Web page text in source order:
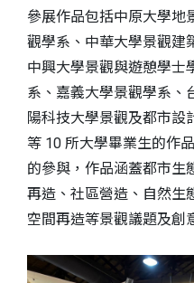
參展作品包括中原大學地
觀學系、中華大學景觀建
中興大學景觀與遊憩學士
系、嘉義大學景觀學系、
陽科技大學景觀及都市設
等 10 所大學畢業生的作
的參與，作品涵蓋都市生
再造、社區營造、自然生
空間再造等景觀議題及創